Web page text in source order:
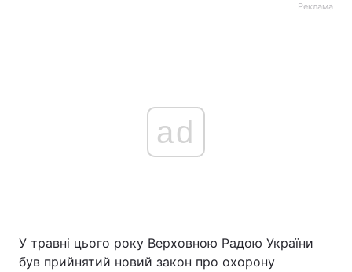
Реклама
ad
У травні цього року Верховною Радою України
був прийнятий новий закон про охорону